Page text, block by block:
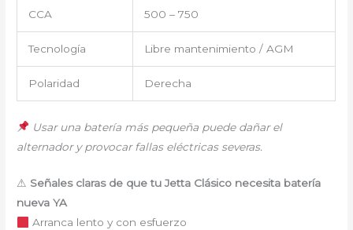
CCA 500 – 750
Tecnología Libre mantenimiento / AGM
Polaridad Derecha
Usar una batería más pequeña puede dañar el
alternador y provocar fallas eléctricas severas.
⚠ Señales claras de que tu Jetta Clásico necesita batería
nueva YA
Arranca lento y con esfuerzo